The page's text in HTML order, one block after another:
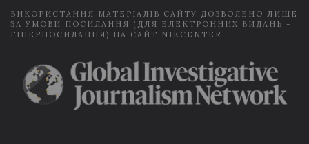
ВИКОРИСТАННЯ МАТЕРІАЛІВ САЙТУ ДОЗВОЛЕНО ЛИШЕ
ЗА УМОВИ ПОСИЛАННЯ (ДЛЯ ЕЛЕКТРОННИХ ВИДАНЬ -
ГІПЕРПОСИЛАННЯ) НА САЙТ NIKCENTER.